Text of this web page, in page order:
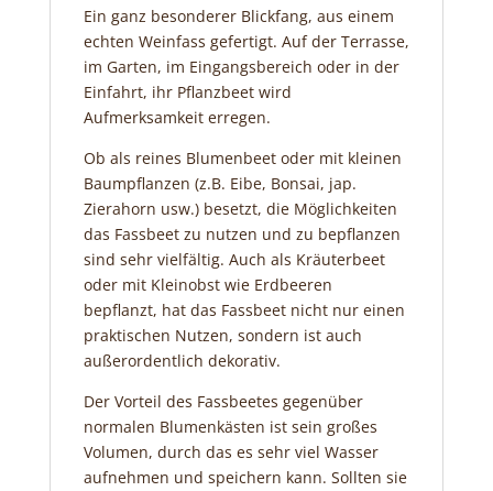
Ein ganz besonderer Blickfang, aus einem
echten Weinfass gefertigt. Auf der Terrasse,
im Garten, im Eingangsbereich oder in der
Einfahrt, ihr Pflanzbeet wird
Aufmerksamkeit erregen.
Ob als reines Blumenbeet oder mit kleinen
Baumpflanzen (z.B. Eibe, Bonsai, jap.
Zierahorn usw.) besetzt, die Möglichkeiten
das Fassbeet zu nutzen und zu bepflanzen
sind sehr vielfältig. Auch als Kräuterbeet
oder mit Kleinobst wie Erdbeeren
bepflanzt, hat das Fassbeet nicht nur einen
praktischen Nutzen, sondern ist auch
außerordentlich dekorativ.
Der Vorteil des Fassbeetes gegenüber
normalen Blumenkästen ist sein großes
Volumen, durch das es sehr viel Wasser
aufnehmen und speichern kann. Sollten sie